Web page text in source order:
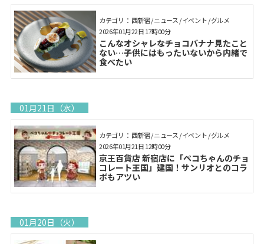
カテゴリ： 西新宿 / ニュース / イベント / グルメ
こんなオシャレなチョコバナナ見たこと
ない…子供にはもったいないから内緒で
食べたい
2026年01月22日 17時00分
01月21日（水）
カテゴリ： 西新宿 / ニュース / イベント / グルメ
京王百貨店 新宿店に「ペコちゃんのチョ
コレート王国」建国！サンリオとのコラ
ボもアツい
2026年01月21日 12時00分
01月20日（火）